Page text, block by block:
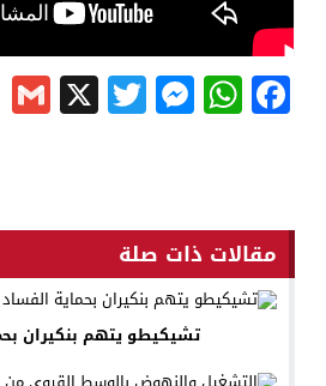
Facebook
WhatsApp
Twitter
X
مقالات ذات صلة
تشيكيطو يتهم بنكيران